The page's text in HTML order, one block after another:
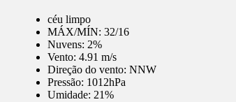
céu limpo
MÁX/MÍN: 32/16
Nuvens: 2%
Vento: 4.91 m/s
Direção do vento: NNW
Pressão: 1012hPa
Umidade: 21%